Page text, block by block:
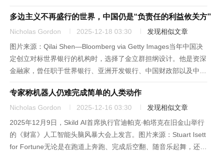
罪魁祸首。但领英（LinkedIn）高管阿尼什·拉曼认为，随着企业
纷纷推动员工应用AI，这些定义大多数职场关系的...
多边主义不再盛行的世界，中国仍是“负责任的利益攸关方”
Nicholas Gordon 2025-12-18 03:30
发现相似文章
图片来源：Qilai Shen—Bloomberg via Getty Images当年中国决
定创立对标世界银行的机构时，选择了金立群担纲设计。他是资深
金融家，曾任职于世界银行、亚洲开发银行、中国财政部以及中国
主权财富基金中投公司。2014年起，金立群便成为亚洲基础设施
投资银行（简称亚投行）的核心推...
专家称机器人仍难完成简单的人类动作
Nicholas Gordon 2025-12-16 03:30
发现相似文章
2025年12月9日，Skild AI首席执行官迪帕克·帕塔克在旧金山举行
的《财富》人工智能头脑风暴大会上发言。图片来源：Stuart Isett
for Fortune无论是在跑道上奔跑、完成后空翻、随音乐起舞，还是